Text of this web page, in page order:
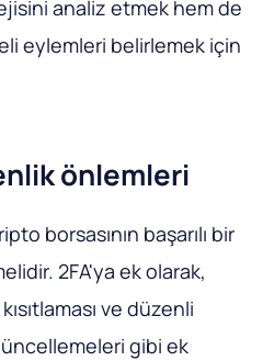
analiz etmek hem de
eylemleri belirlemek için
önlemleri
borsasının başarılı bir
2FA'ya ek olarak,
ve düzenli
gibi ek